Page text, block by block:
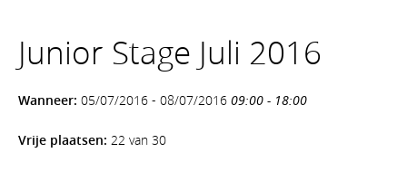
Junior Stage Juli 2016
Wanneer: 05/07/2016 - 08/07/2016 09:00 - 18:00
Vrije plaatsen: 22 van 30